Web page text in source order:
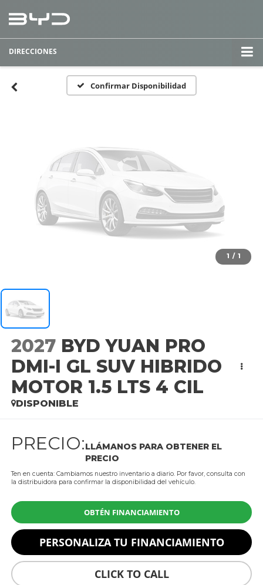
DIRECCIONES
Confirmar Disponibilidad
Por favor, revise luego
1 / 1
2027 BYD YUAN PRO
DMI-I GL SUV HIBRIDO
MOTOR 1.5 LTS 4 CIL
DISPONIBLE
PRECIO:LLÁMANOS PARA OBTENER EL
PRECIO
Ten en cuenta: Cambiamos nuestro inventario a diario. Por favor, consulta con
la distribuidora para confirmar la disponibilidad del vehículo.
OBTÉN FINANCIAMIENTO
PERSONALIZA TU FINANCIAMIENTO
CLICK TO CALL